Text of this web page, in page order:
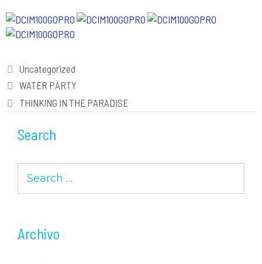
Categories
Uncategorized
Post
navigation
WATER PARTY
THINKING IN THE PARADISE
Search
for:
Archivo